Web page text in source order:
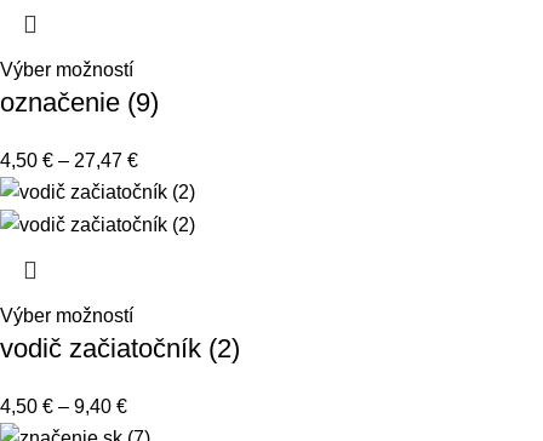
Výber možností
označenie (9)
4,50 € – 27,47 €
Výber možností
vodič začiatočník (2)
4,50 € – 9,40 €